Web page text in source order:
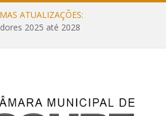
ATUALIZAÇÕES:
2025 até 2028